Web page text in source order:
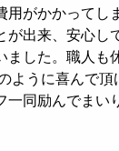
用がかかってし
が出来、安心し
ました。職人も
ように喜んで
同励んでまい